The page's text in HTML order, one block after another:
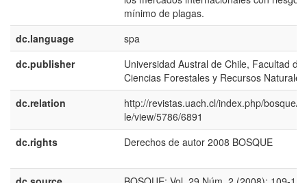
mínimo de plagas.
dc.language
spa
dc.publisher
Universidad Austral de Chile, Facultad de
Ciencias Forestales y Recursos
dc.relation
http://revistas.uach.cl/index.php/bosque/
le/view/5786/6891
dc.rights
Derechos de autor 2008 BOSQUE